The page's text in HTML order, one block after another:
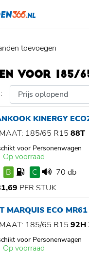
toevoegen
VOOR 185/
KINERGY
MAAT: 185/65 R15 88T
voor Personenwagen
Op voorraad
B
C
70 db
PER STUK
MARQUIS ECO MR61
MAAT: 185/65 R15 92H
voor Personenwagen
Op voorraad